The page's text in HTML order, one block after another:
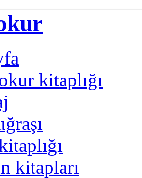
kitaplığı
kitapları